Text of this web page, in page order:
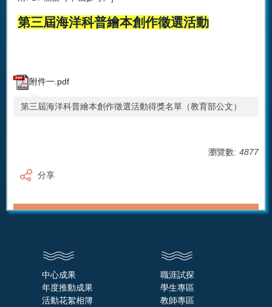
第三屆海洋科普繪本創作徵選活動
附件一.pdf
第三屆海洋科普繪本創作徵選活動得獎名單（教育部公文）
瀏覽數: 4877
分享
中心成果
年度推動成果
活動花絮相簿
職涯試探
學生專區
教師專區